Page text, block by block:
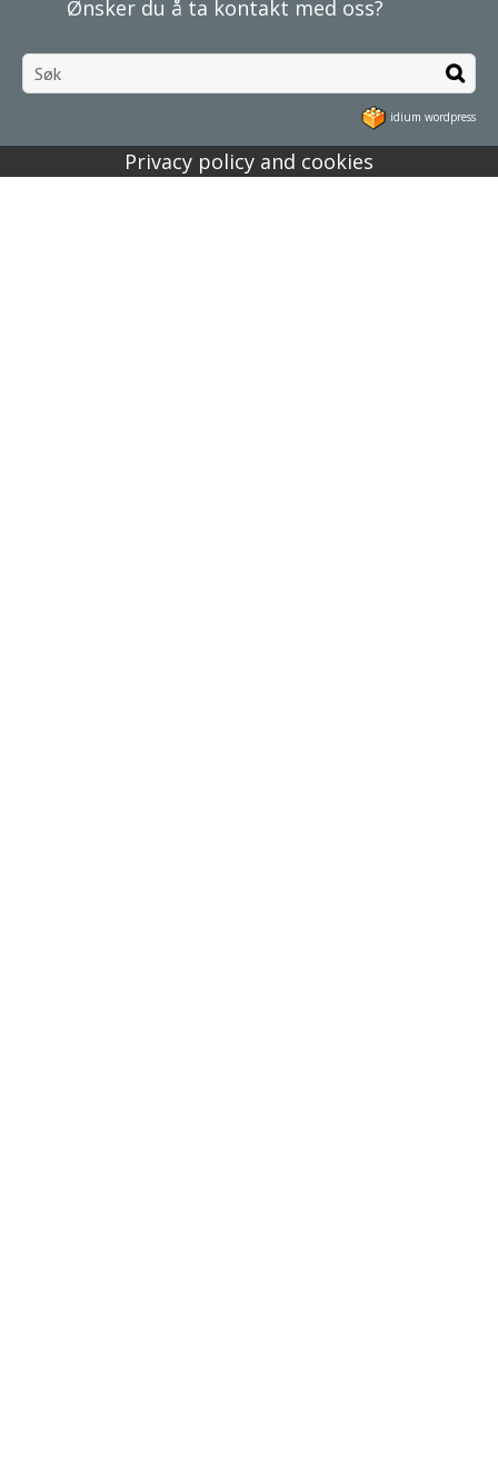
Ønsker du å ta kontakt med oss?
idium wordpress
Privacy policy and cookies